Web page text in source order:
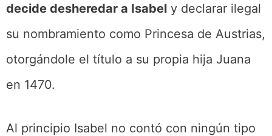
decide desheredar a Isabel y declarar ilegal
su nombramiento como Princesa de Austrias,
otorgándole el título a su propia hija Juana
en 1470.
Al principio Isabel no contó con ningún tipo